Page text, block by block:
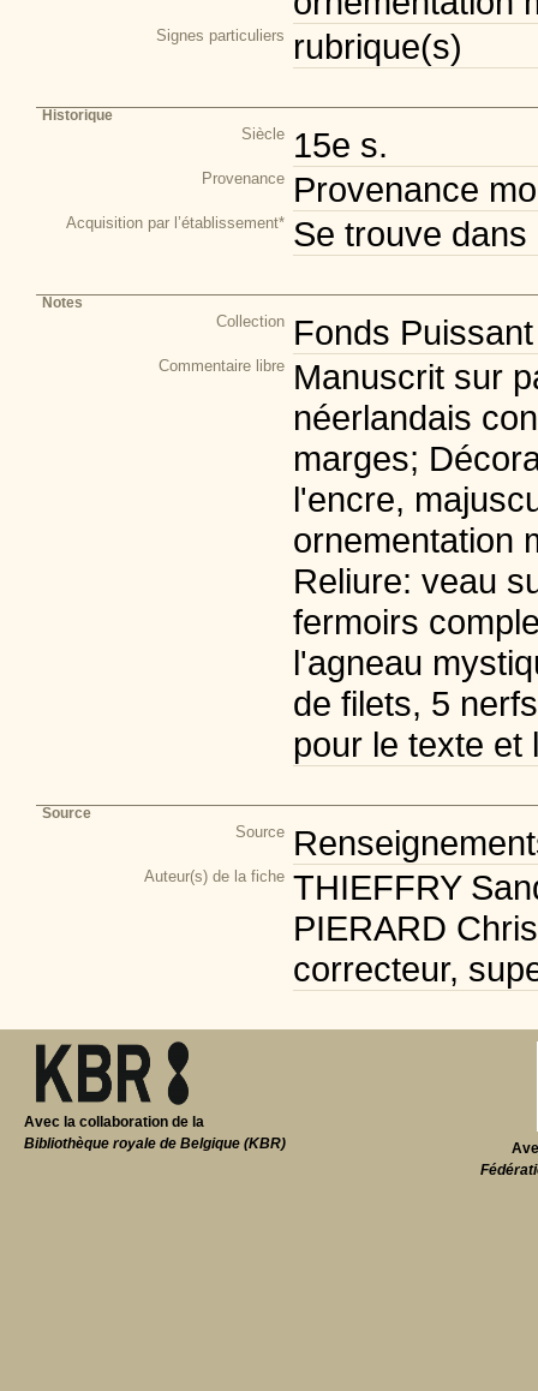
Signes particuliers rubrique(s)
Historique
Siècle 15e s.
Provenance Provenance
Acquisition par l’établissement* Se trouve
Notes
Collection Fonds Puissant
Commentaire libre Manuscrit sur
néerlandais
marges;
l'encre,
ornementation
Reliure: veau
fermoirs
l'agneau
de filets, 5
pour le texte et
Source
Source
Auteur(s) de la fiche THIEFFRY
PIERARD
correcteur,
Avec la collaboration de la
Bibliothèque royale de Belgique (KBR)